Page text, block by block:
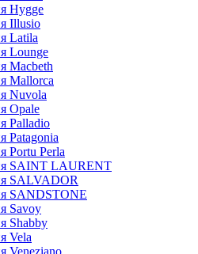
Hygge
Illusio
Latila
Lounge
Macbeth
Mallorca
Nuvola
Opale
Palladio
Patagonia
Portu Perla
SAINT LAURENT
SALVADOR
SANDSTONE
Savoy
Shabby
Vela
Veneziano